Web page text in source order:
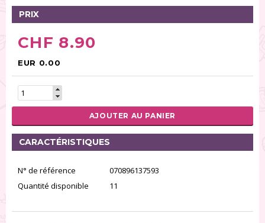
PRIX
CHF 8.90
EUR 0.00
AJOUTER AU PANIER
CARACTÉRISTIQUES
N° de référence
070896137593
Quantité disponible
11